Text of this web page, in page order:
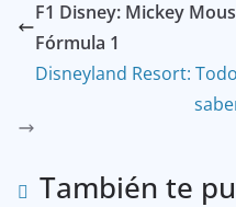
F1 Disney: Mickey
Fórmula 1
Disneyland Resort:
También te